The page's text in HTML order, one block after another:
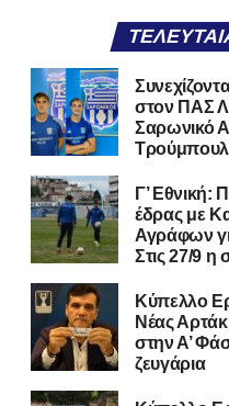
στον ΠΑΣ
Σαρωνικό
Γ’ Εθνική:
έδρας με
Αγράφων
Στις 27/9 η
Kύπελλο
Nέας
στην Α’
ζευγάρια